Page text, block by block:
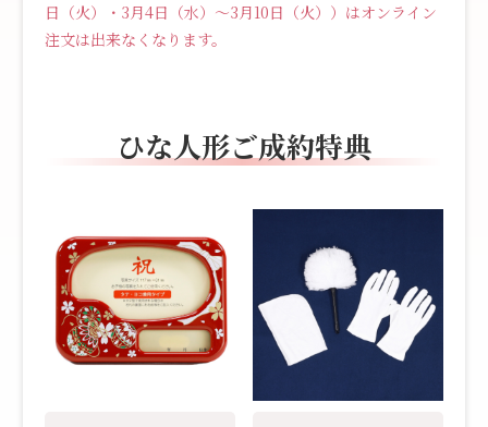
日（火）・3月4日（水）～3月10日（火））はオンライン
注文は出来なくなります。
ひな人形ご成約特典